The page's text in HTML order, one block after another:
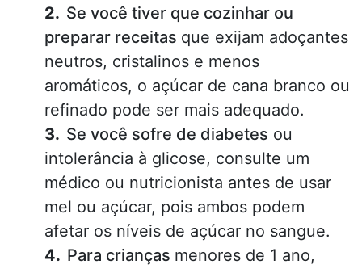
Se você tiver que cozinhar ou
preparar receitas que exijam adoçantes
neutros, cristalinos e menos
aromáticos, o açúcar de cana branco ou
refinado pode ser mais adequado.
Se você sofre de diabetes ou
intolerância à glicose, consulte um
médico ou nutricionista antes de usar
mel ou açúcar, pois ambos podem
afetar os níveis de açúcar no sangue.
Para crianças menores de 1 ano,